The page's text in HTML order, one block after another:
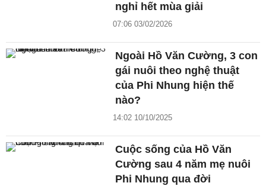
nghỉ hết mùa giải
07:06 03/02/2026
Ngoài Hồ Văn Cường, 3 con
gái nuôi theo nghệ thuật
của Phi Nhung hiện thế
nào?
14:02 10/10/2025
Cuộc sống của Hồ Văn
Cường sau 4 năm mẹ nuôi
Phi Nhung qua đời